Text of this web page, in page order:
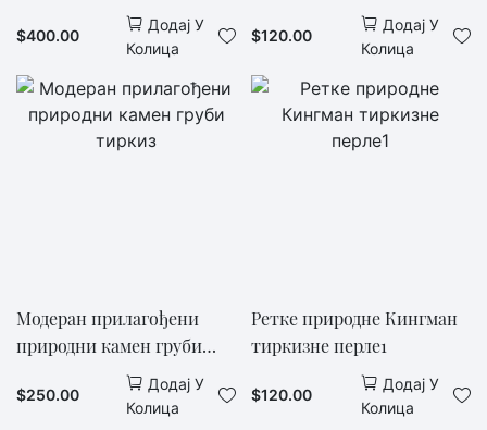
$400.00
Додај У
Колица
венама Плаве перле
велике крупне1
$120.00
Додај У
Колица
Модеран прилагођени
природни камен груби
$250.00
Додај У
Колица
Ретке природне Кингман
тиркизне перле1
$120.00
Додај У
Колица